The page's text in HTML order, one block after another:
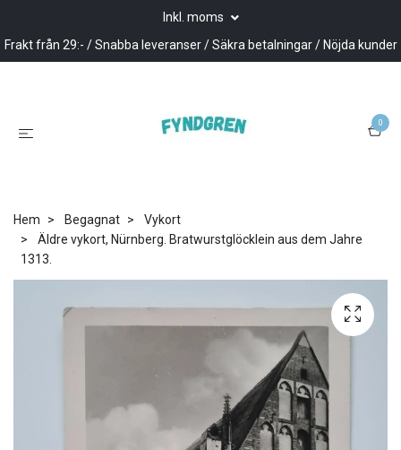
Inkl. moms
Frakt från 29:- / Snabba leveranser / Säkra betalningar / Nöjda kunder
0
Hem Begagnat
Vykort
Äldre vykort, Nürnberg. Bratwurstglöcklein aus dem Jahre
1313.